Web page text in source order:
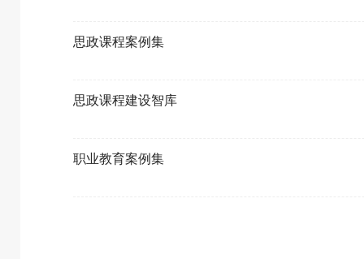
思政课程案例集
思政课程建设智库
职业教育案例集